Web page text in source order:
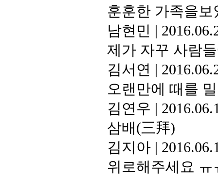
훈훈한 가족을보
남현민 |
제가 자꾸 사람
김서연 |
오랜만에 때를
김연우 |
삼배(三拜)
김지아 |
위로해주세요 ㅠ